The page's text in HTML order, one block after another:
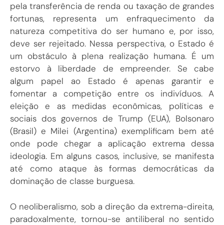
pela transferência de renda ou taxação de grandes
fortunas, representa um enfraquecimento da
natureza competitiva do ser humano e, por isso,
deve ser rejeitado. Nessa perspectiva, o Estado é
um obstáculo à plena realização humana. É um
estorvo à liberdade de empreender. Se cabe
algum papel ao Estado é apenas garantir e
fomentar a competição entre os indivíduos. A
eleição e as medidas econômicas, políticas e
sociais dos governos de Trump (EUA), Bolsonaro
(Brasil) e Milei (Argentina) exemplificam bem até
onde pode chegar a aplicação extrema dessa
ideologia. Em alguns casos, inclusive, se manifesta
até como ataque às formas democráticas da
dominação de classe burguesa.
O neoliberalismo, sob a direção da extrema-direita,
paradoxalmente, tornou-se antiliberal no sentido